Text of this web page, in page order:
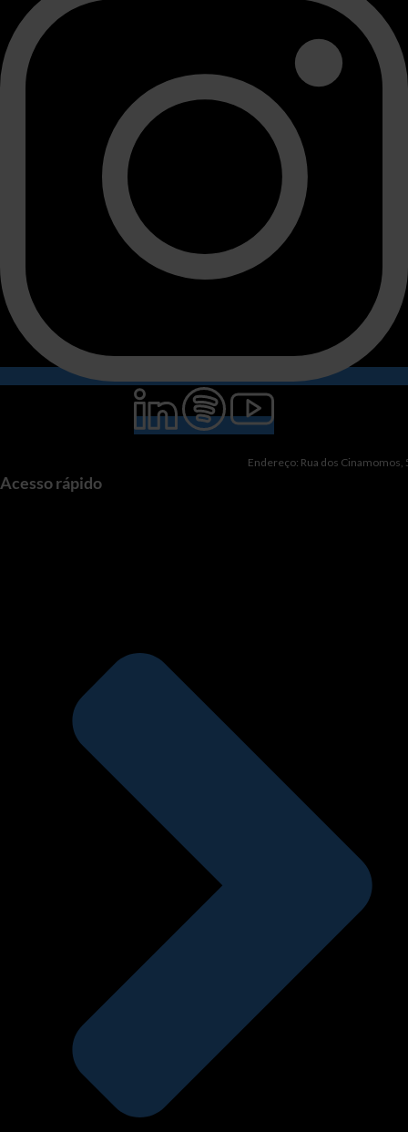
Endereço: Rua dos Cinamomos,
Acesso rápido